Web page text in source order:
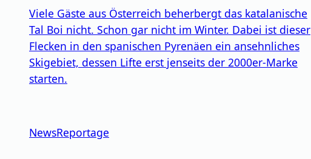
Viele Gäste aus Österreich beherbergt das katalanische
Tal Boi nicht. Schon gar nicht im Winter. Dabei ist dieser
Flecken in den spanischen Pyrenäen ein ansehnliches
Skigebiet, dessen Lifte erst jenseits der 2000er-Marke
starten.
NewsReportage